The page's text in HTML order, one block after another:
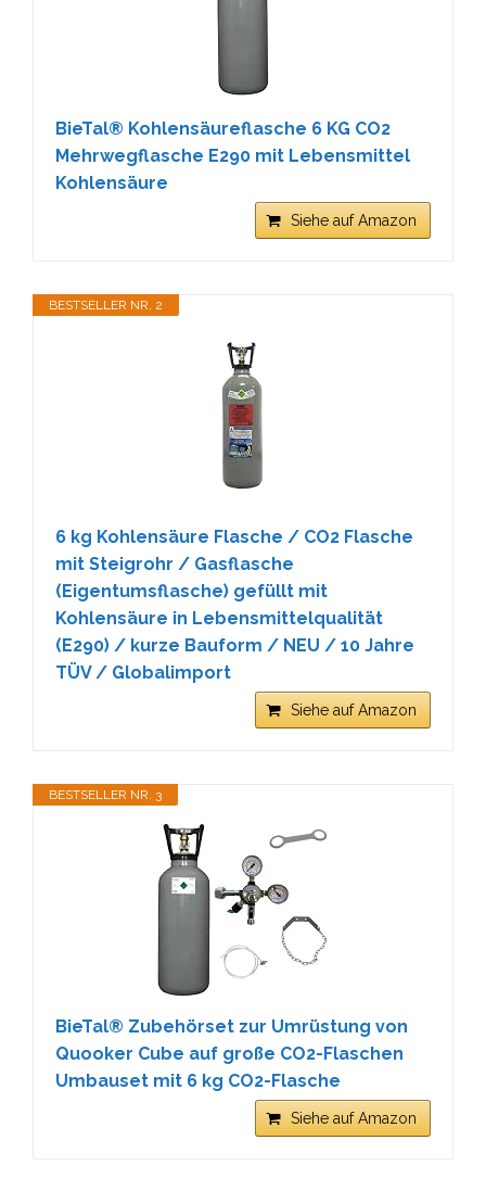
BieTal® Kohlensäureflasche 6 KG CO2
Mehrwegflasche E290 mit Lebensmittel
Kohlensäure
Siehe auf Amazon
BESTSELLER NR. 2
6 kg Kohlensäure Flasche / CO2 Flasche
mit Steigrohr / Gasflasche
(Eigentumsflasche) gefüllt mit
Kohlensäure in Lebensmittelqualität
(E290) / kurze Bauform / NEU / 10 Jahre
TÜV / Globalimport
Siehe auf Amazon
BESTSELLER NR. 3
BieTal® Zubehörset zur Umrüstung von
Quooker Cube auf große CO2-Flaschen
Umbauset mit 6 kg CO2-Flasche
Siehe auf Amazon